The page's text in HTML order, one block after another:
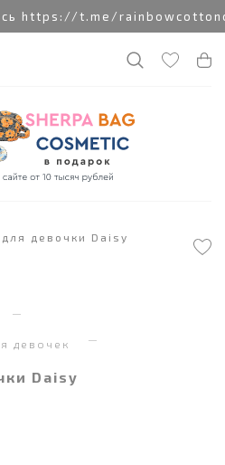
https://t.me/
девочек
Daisy